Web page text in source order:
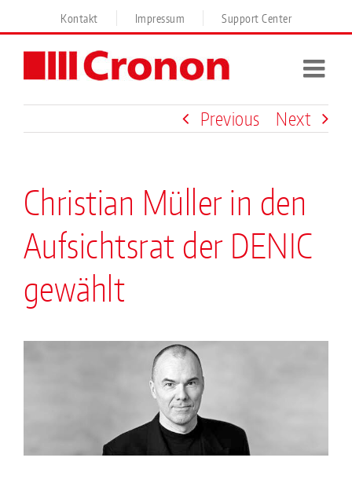
to
Kontakt Impressum Support Center
Previous Next
Christian Müller in den
Aufsichtsrat der DENIC
gewählt